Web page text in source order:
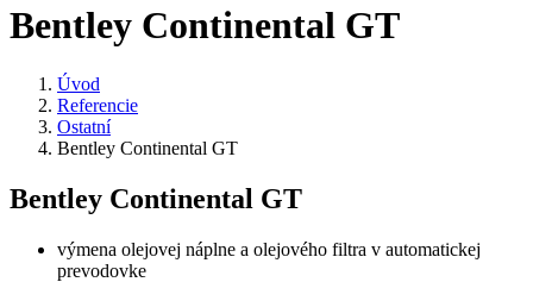
Bentley Continental GT
Úvod
Referencie
Ostatní
Bentley Continental GT
Bentley Continental GT
výmena olejovej náplne a olejového filtra v automatickej
prevodovke